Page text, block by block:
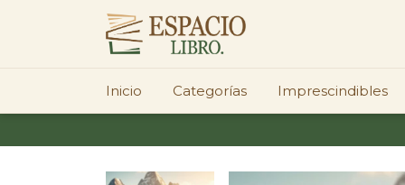
Inicio Categorías Imprescindibles